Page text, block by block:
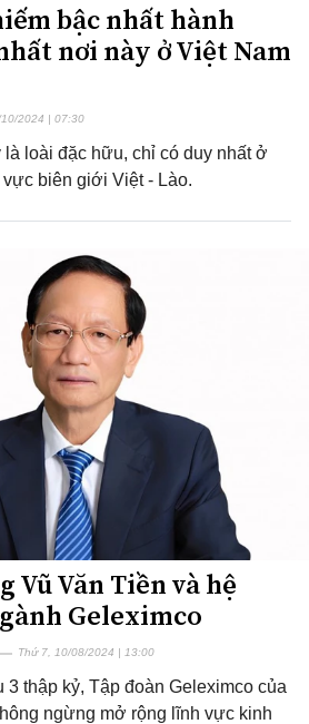
bậc nhất hành
nơi này ở Việt Nam
2024 | 07:30
là loài đặc hữu, chỉ có duy nhất ở
biên giới Việt - Lào.
Vũ Văn Tiền và hệ
Geleximco
Thứ 7, 10/08/2024 | 13:00
3 thập kỷ, Tập đoàn Geleximco của
ngừng mở rộng lĩnh vực kinh